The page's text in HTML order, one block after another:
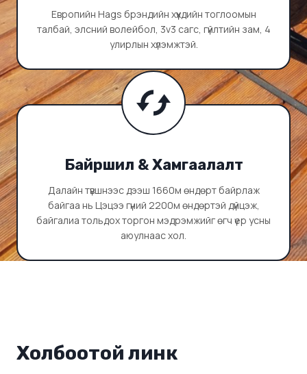
Европийн Hags брэндийн хүүхдийн тоглоомын
талбай, элсний волейбол, 3v3 сагс, гүйлтийн зам, 4
улирлын хүлэмжтэй.
Байршил & Хамгаалалт
Далайн түвшнээс дээш 1660м өндөрт байрлаж
байгаа нь Цэцээ гүний 2200м өндөртэй дүйцэж,
байгалиа тольдох торгон мэдрэмжийг өгч үер усны
аюулнаас хол.
Холбоотой линк